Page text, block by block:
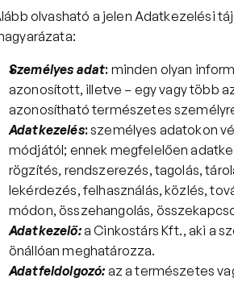
olvasható a jelen Adatkezelési
Személyes adat: minden olyan
azonosított, illetve – egy vagy több
azonosítható természetes
Adatkezelés: személyes adatokon
módjától; ennek megfelelően
rögzítés, rendszerezés, tagolás,
lekérdezés, felhasználás, közlés,
módon, összehangolás,
Adatkezelő: a Cinkostárs Kft., aki a
önállóan meghatározza.
Adatfeldolgozó: az a természetes